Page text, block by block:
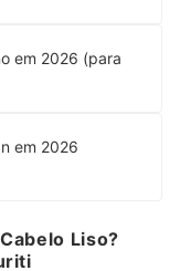
em 2026 (para
em 2026
Liso?